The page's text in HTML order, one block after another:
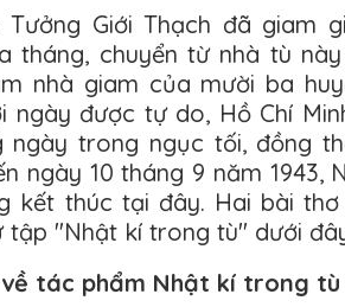
Tưởng Giới Thạch đã giam
tháng, chuyển từ nhà tù
nhà giam của mười ba
ngày được tự do, Hồ Chí
ngày trong ngục tối, đồng
ngày 10 tháng 9 năm
kết thúc tại đây. Hai bài
tập "Nhật kí trong tù" dưới
về tác phẩm Nhật kí trong tù